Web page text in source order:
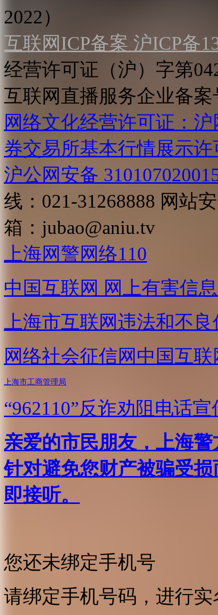
2022）
互联网ICP备案 沪ICP备
经营许可证（沪）字第
互联网直播服务企业备案
网络文化经营许可证：
券交易所基本行情展示许
沪公网安备
线：021-31268888 网站
箱： jubao@aniu.tv
上海网警网络110
中国互联网 网上有害信
上海市互联网违法和不
网络社会征信网 中国互
上海市工商管理局
“962110”反诈劝阻电话宣
亲爱的市民朋友，上海
针对避免您财产被骗受
即接听。
您还未绑定手机号
请绑定手机号码，进行